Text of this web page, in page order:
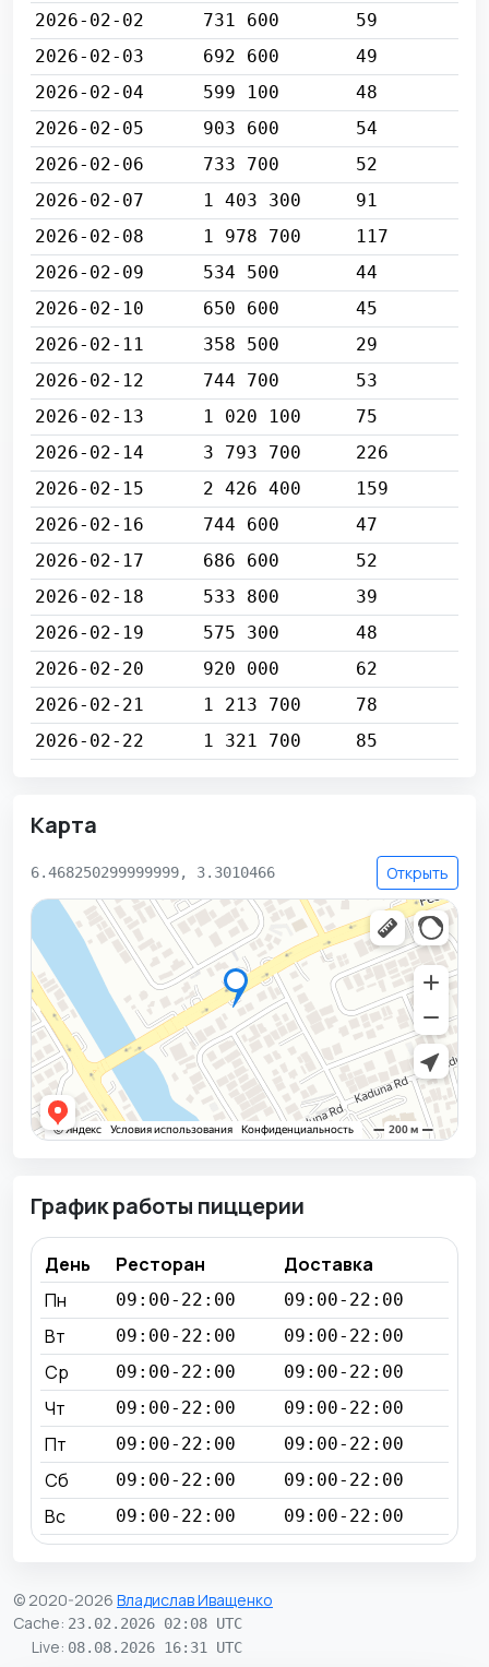
2026-02-02
731 600
59
2026-02-03
692 600
49
2026-02-04
599 100
48
2026-02-05
903 600
54
2026-02-06
733 700
52
2026-02-07
1 403 300
91
2026-02-08
1 978 700
117
2026-02-09
534 500
44
2026-02-10
650 600
45
2026-02-11
358 500
29
2026-02-12
744 700
53
2026-02-13
1 020 100
75
2026-02-14
3 793 700
226
2026-02-15
2 426 400
159
2026-02-16
744 600
47
2026-02-17
686 600
52
2026-02-18
533 800
39
2026-02-19
575 300
48
2026-02-20
920 000
62
2026-02-21
1 213 700
78
2026-02-22
1 321 700 85
Карта
6.468250299999999, 3.3010466 Открыть
График работы пиццерии
День Ресторан
Доставка
Пн
09:00-22:00 09:00-22:00
Вт 09:00-22:00 09:00-22:00
Ср 09:00-22:00 09:00-22:00
Чт 09:00-22:00 09:00-22:00
Пт 09:00-22:00 09:00-22:00
Сб 09:00-22:00 09:00-22:00
Вс 09:00-22:00 09:00-22:00
© 2020-2026 Владислав Иващенко
Cache: 23.02.2026 02:08 UTC
Live: 08.08.2026 16:31 UTC